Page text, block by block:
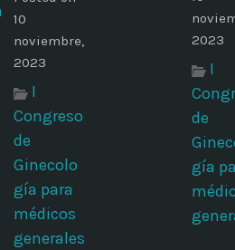
10
noviembre,
2023
I
Congreso
de
Ginecolo
gía para
médicos
generales
2023
I
de
gía